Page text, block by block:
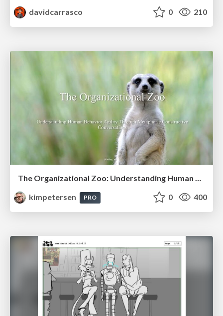
davidcarrasco
0 210
The Organizational Zoo: Understanding Human Behavior Agility Through Metaphoric Constructive Conversations (based on the works of Arthur Shelley, Ph.D)
kimpetersen
PRO 0 400